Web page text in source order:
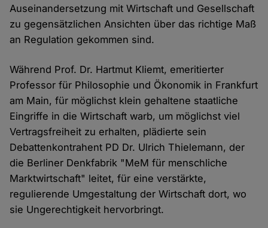
Auseinandersetzung mit Wirtschaft und Gesellschaft
zu gegensätzlichen Ansichten über das richtige Maß
an Regulation gekommen sind.
Während Prof. Dr. Hartmut Kliemt, emeritierter
Professor für Philosophie und Ökonomik in Frankfurt
am Main, für möglichst klein gehaltene staatliche
Eingriffe in die Wirtschaft warb, um möglichst viel
Vertragsfreiheit zu erhalten, plädierte sein
Debattenkontrahent PD Dr. Ulrich Thielemann, der
die Berliner Denkfabrik "MeM für menschliche
Marktwirtschaft" leitet, für eine verstärkte,
regulierende Umgestaltung der Wirtschaft dort, wo
sie Ungerechtigkeit hervorbringt.